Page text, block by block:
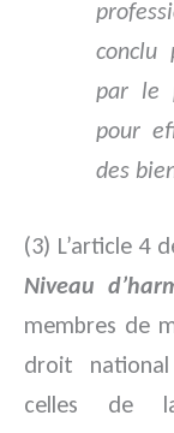
conclu
par le
pour
des
(3) L’article 4
Niveau
membres de
droit
celles de